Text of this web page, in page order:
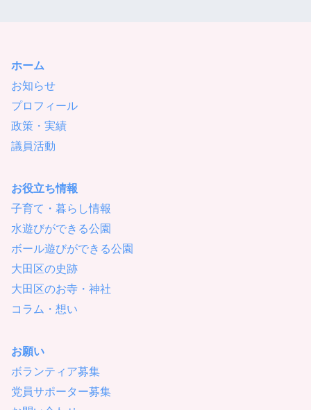
ホーム
お知らせ
プロフィール
政策・実績
議員活動
お役立ち情報
子育て・暮らし情報
水遊びができる公園
ボール遊びができる公園
大田区の史跡
大田区のお寺・神社
コラム・想い
お願い
ボランティア募集
党員サポーター募集